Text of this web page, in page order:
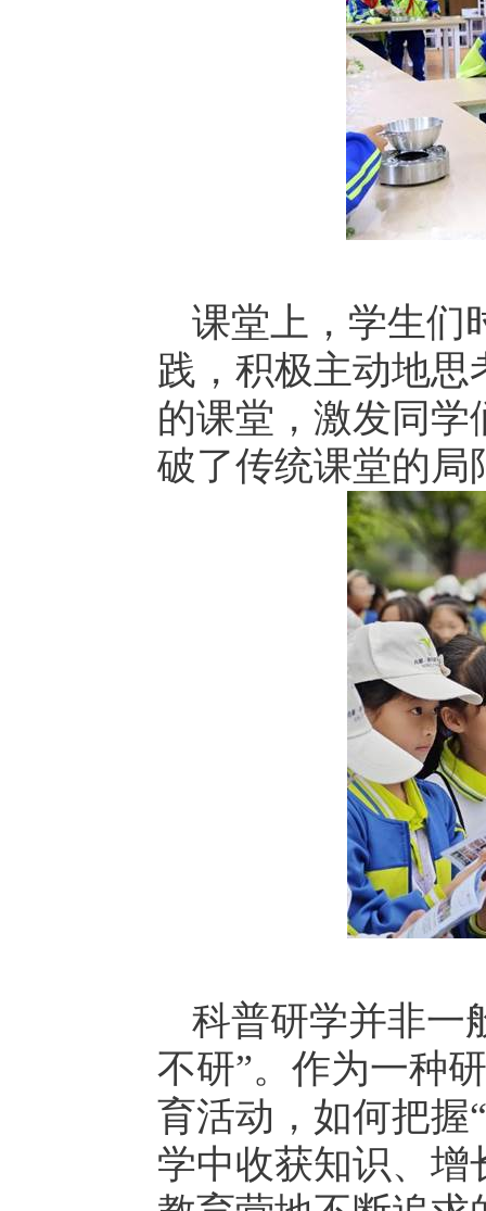
课堂上，学生们
践，积极主动地思
的课堂，激发同
破了传统课堂的局
科普研学并非一
不研”。作为一种
育活动，如何把握
学中收获知识、增